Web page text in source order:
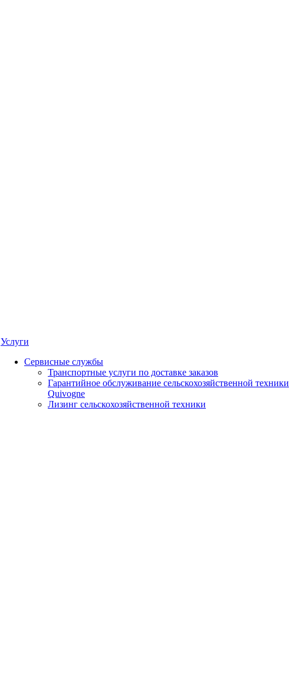
Услуги
Сервисные службы
Транспортные услуги по доставке заказов
Гарантийное обслуживание сельскохозяйственной техники
Quivogne
Лизинг сельскохозяйственной техники